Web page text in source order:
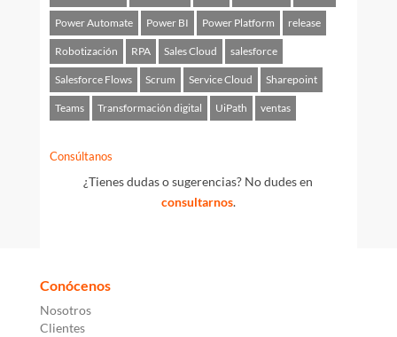
Power Automate Power BI Power Platform release
Robotización RPA Sales Cloud salesforce
Salesforce Flows Scrum Service Cloud Sharepoint
Teams Transformación digital UiPath ventas
Consúltanos
¿Tienes dudas o sugerencias? No dudes en
consultarnos.
Conócenos
Nosotros
Clientes